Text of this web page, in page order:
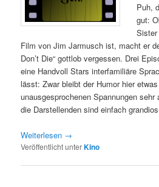
Puh,
gut:
Sister
Film von Jim Jarmusch ist, macht er
Don’t Die“ gottlob vergessen. Drei
eine Handvoll Stars interfamiliäre
lässt: Zwar bleibt der Humor hier
unausgesprochenen Spannungen
die Darstellenden sind einfach
Weiterlesen →
Veröffentlicht unterKino